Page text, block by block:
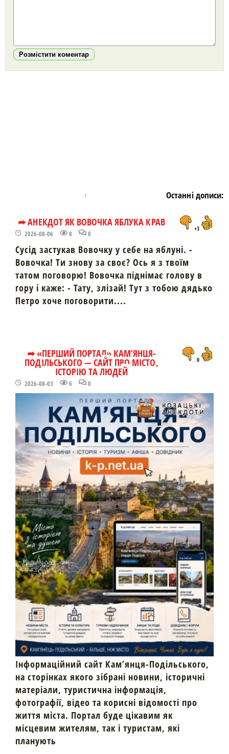
Розмістити коментар
Останні дописи:
➦ АНЕКДОТ ЯК ВОВОЧКА ЯБЛУКА КРАВ
2026-08-06 8 0
+3
Сусід застукав Вовочку у себе на яблуні. -
Вовочка! Ти знову за своє? Ось я з твоїм
татом поговорю! Вовочка піднімає голову в
гору і каже: - Тату, злізай! Тут з тобою дядько
Петро хоче поговорити....
➦ «ПЕРШИЙ ПОРТАЛ» КАМ’ЯНЦЯ-
ПОДІЛЬСЬКОГО — САЙТ ПРО МІСТО,
ІСТОРІЮ ТА ЛЮДЕЙ
2026-08-03 6 0
0
Інформаційний сайт Кам’янця-Подільського,
на сторінках якого зібрані новини, історичні
матеріали, туристична інформація,
фотографії, відео та корисні відомості про
життя міста. Портал буде цікавим як
місцевим жителям, так і туристам, які
планують